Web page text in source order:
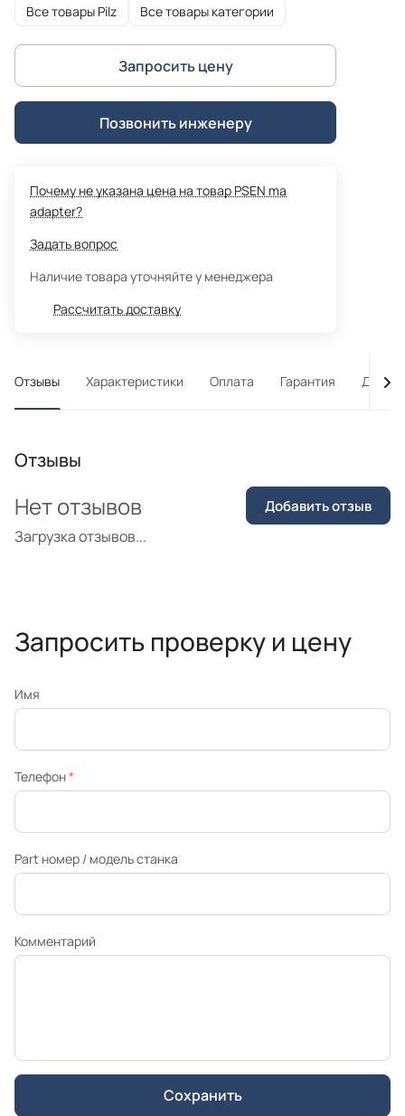
Все товары Pilz Все товары категории
Запросить цену
Позвонить инженеру
Почему не указана цена на товар PSEN ma
adapter?
Задать вопрос
Наличие товара уточняйте у менеджера
Рассчитать доставку
Отзывы Характеристики Оплата Гарантия
Отзывы
Загрузка отзывов...
Нет отзывов Добавить отзыв
Запросить проверку и цену
Имя
Телефон*
Part номер / модель станка
Комментарий